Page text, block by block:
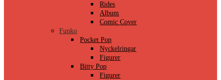
Rides
Album
Comic Cover
Funko
Pocket Pop
Nyckelringar
Figurer
Bitty Pop
Figurer